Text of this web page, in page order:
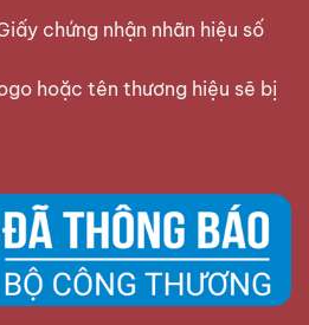
chứng nhận nhãn hiệu số
hoặc tên thương hiệu sẽ bị